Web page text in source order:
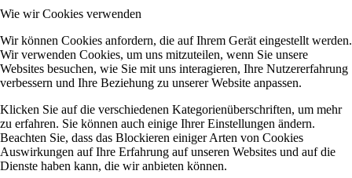
Wie wir Cookies verwenden
Wir können Cookies anfordern, die auf Ihrem Gerät eingestellt werden.
Wir verwenden Cookies, um uns mitzuteilen, wenn Sie unsere
Websites besuchen, wie Sie mit uns interagieren, Ihre Nutzererfahrung
verbessern und Ihre Beziehung zu unserer Website anpassen.
Klicken Sie auf die verschiedenen Kategorienüberschriften, um mehr
zu erfahren. Sie können auch einige Ihrer Einstellungen ändern.
Beachten Sie, dass das Blockieren einiger Arten von Cookies
Auswirkungen auf Ihre Erfahrung auf unseren Websites und auf die
Dienste haben kann, die wir anbieten können.